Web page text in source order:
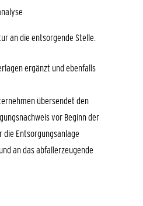
an die entsorgende Stelle.
ergänzt und ebenfalls
übersendet den
vor Beginn der
die Entsorgungsanlage
an das abfallerzeugende